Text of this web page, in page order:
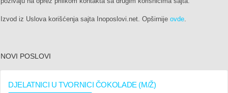
Izvod iz Uslova korišćenja sajta Inoposlovi.net. Opširnije ovde.
NOVI POSLOVI
DJELATNICI U TVORNICI ČOKOLADE (M/Ž)